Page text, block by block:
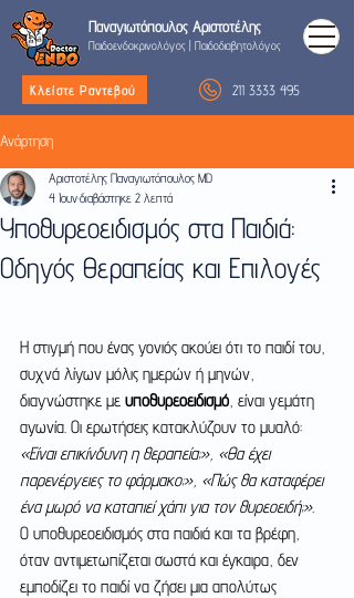
Παναγιωτόπουλος Αριστοτέλης
Παιδοενδοκρινολόγος Παιδοδιαβητολόγος
Κλείστε Ραντεβού 211 3333 495
Ανάρτηση
Υποθυρεοειδισμός στα Παιδιά:
Οδηγός Θεραπείας και Επιλογές
Αριστοτέλης Παναγιωτόπουλος MD
4 Ιουνδιαβάστηκε 2 λεπτά
Η στιγμή που ένας γονιός ακούει ότι το παιδί του,
συχνά λίγων μόλις ημερών ή μηνών,
διαγνώστηκε με υποθυρεοειδισμό, είναι γεμάτη
αγωνία. Οι ερωτήσεις κατακλύζουν το μυαλό:
«Είναι επικίνδυνη η θεραπεία;», «Θα έχει
παρενέργειες το φάρμακο;», «Πώς θα καταφέρει
ένα μωρό να καταπιεί χάπι για τον θυρεοειδή;».
Ο υποθυρεοειδισμός στα παιδιά και τα βρέφη,
όταν αντιμετωπίζεται σωστά και έγκαιρα, δεν
εμποδίζει το παιδί να ζήσει μια απολύτως